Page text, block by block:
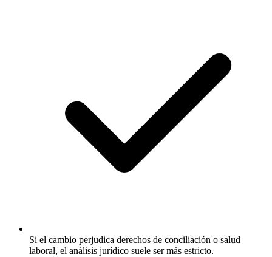
Si el cambio perjudica derechos de conciliación o salud
laboral, el análisis jurídico suele ser más estricto.